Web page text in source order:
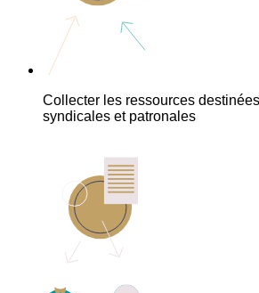
Collecter les ressources
syndicales et patronales